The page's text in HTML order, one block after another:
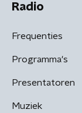
Radio
Frequenties
Programma's
Presentatoren
Muziek